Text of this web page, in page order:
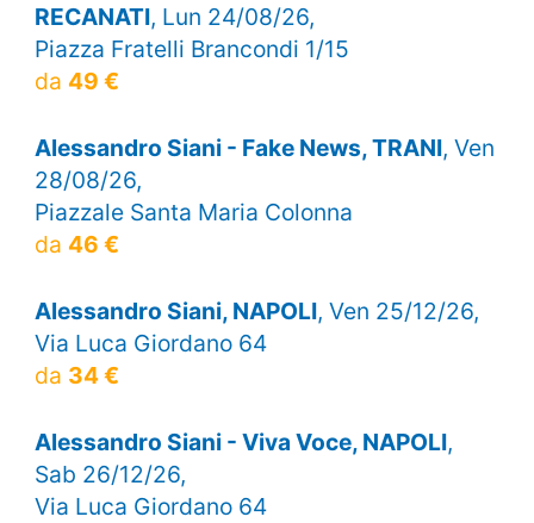
RECANATI, Lun 24/08/26,
Piazza Fratelli Brancondi 1/15
da 49 €
Alessandro Siani - Fake News, TRANI, Ven
28/08/26,
Piazzale Santa Maria Colonna
da 46 €
Alessandro Siani, NAPOLI, Ven 25/12/26,
Via Luca Giordano 64
da 34 €
Alessandro Siani - Viva Voce, NAPOLI,
Sab 26/12/26,
Via Luca Giordano 64